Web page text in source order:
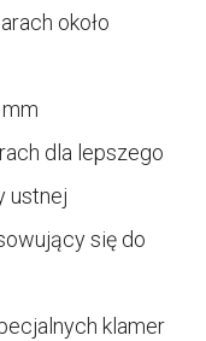
około
dla lepszego
ustnej
się do
klamer